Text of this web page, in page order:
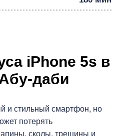
iPhone 5s в
даби
и стильный смартфон, но
потерять
сколы, трещины и